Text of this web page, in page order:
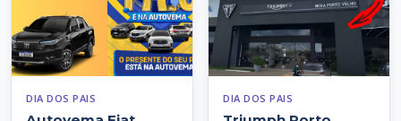
DIA DOS PAIS DIA DOS PAIS